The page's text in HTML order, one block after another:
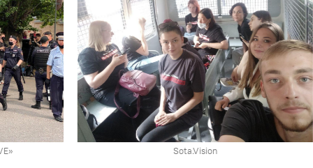
«Avtozak LIVE»